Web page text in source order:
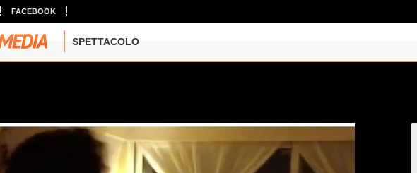
FACEBOOK
SPETTACOLO